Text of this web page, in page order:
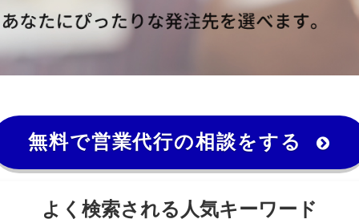
無料で営業代行の相談をする
よく検索される人気キーワード